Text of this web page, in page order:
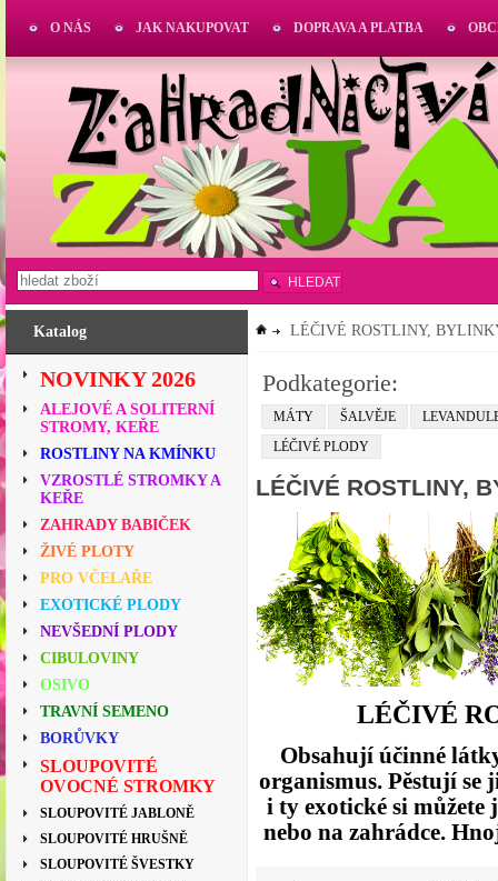
Katalog
NOVINKY 2026
ALEJOVÉ A SOLITERNÍ
STROMY, KEŘE
ROSTLINY NA KMÍNKU
VZROSTLÉ STROMKY A
KEŘE
ZAHRADY BABIČEK
ŽIVÉ PLOTY
PRO VČELAŘE
EXOTICKÉ PLODY
NEVŠEDNÍ PLODY
CIBULOVINY
OSIVO
TRAVNÍ SEMENO
BORŮVKY
SLOUPOVITÉ
OVOCNÉ STROMKY
SLOUPOVITÉ JABLONĚ
SLOUPOVITÉ HRUŠNĚ
SLOUPOVITÉ ŠVESTKY
LÉČIVÉ ROSTLINY,
Podkategorie:
MÁTY ŠALVĚJE
LÉČIVÉ PLODY
LÉČIVÉ ROSTLINY,
LÉČIVÉ
Obsahují účinné
organismus. Pěstují se
i ty exotické si můžete
nebo na zahrádce.
O NÁS JAK NAKUPOVAT DOPRAVA A PLATBA
HLEDAT